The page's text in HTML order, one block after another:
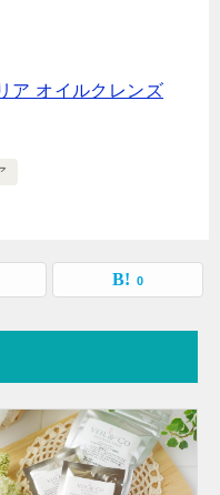
ア オイルクレンズ
0